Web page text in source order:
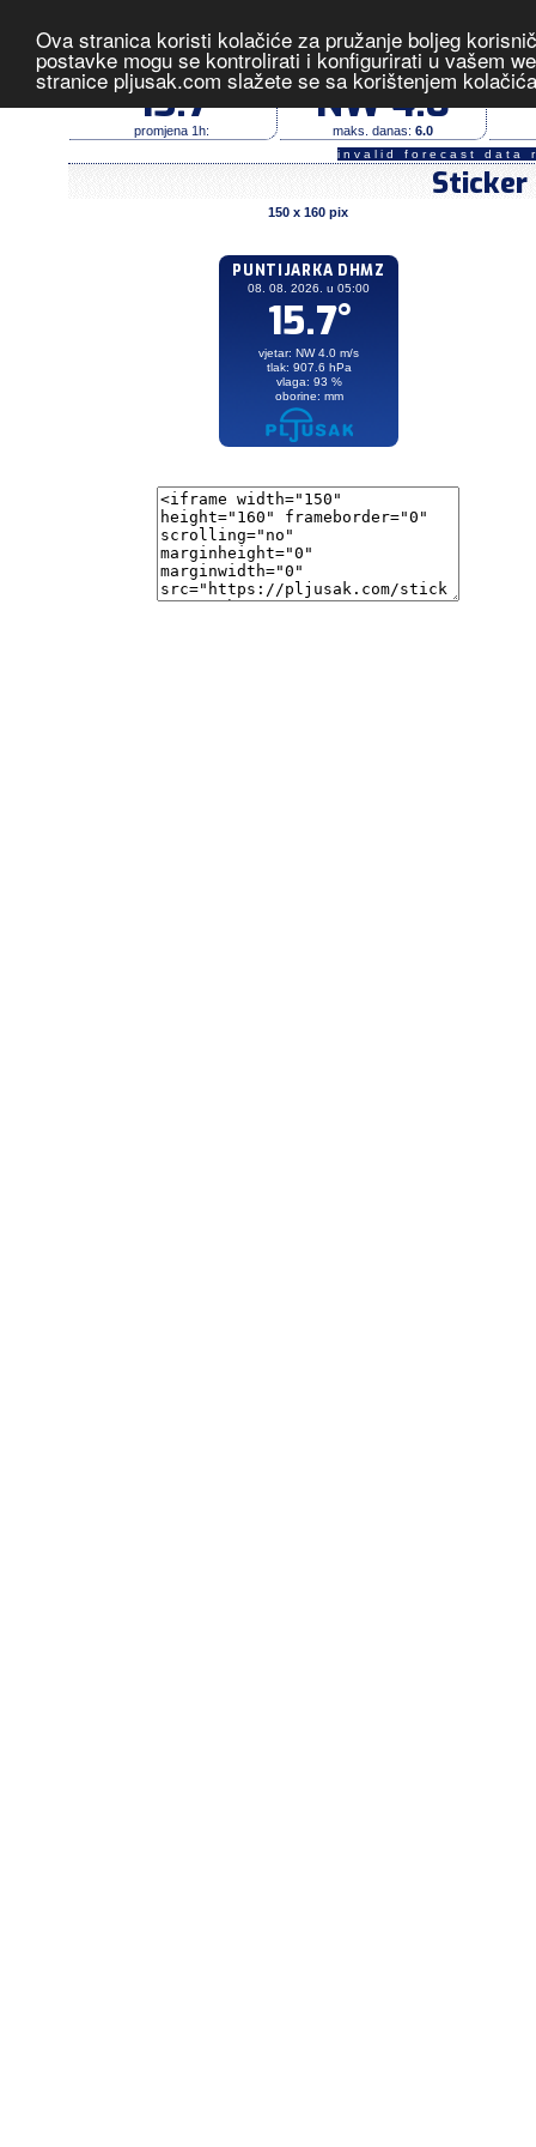
Ova stranica koristi kolačiće za pružanje boljeg
postavke mogu se kontrolirati i konfigurirati u vašem
stranice pljusak.com slažete se sa korištenjem
Puntijarka DHMZ- izmjerene
temperatura (°C)
15.7
promjena 1h:
vjetar (m/s)
NW 4.0
maks. danas: 6.0
invalid forecast data
Sticker
150 x 160 pix